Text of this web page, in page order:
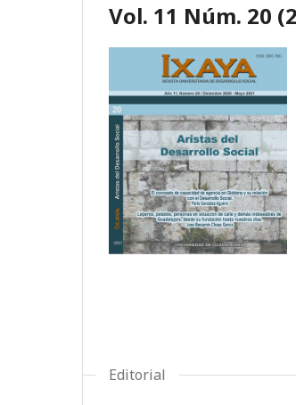
Vol. 11 Núm. 20
Editorial